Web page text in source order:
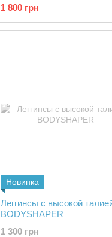
1 800 грн
Новинка
Леггинсы с высокой
BODYSHAPER
1 300 грн